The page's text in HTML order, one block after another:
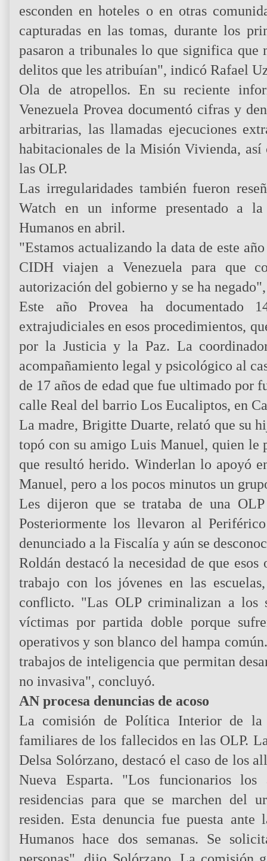
esconden en hoteles o en otras
capturadas en las tomas, durante los
pasaron a tribunales lo que significa que
delitos que les atribuían", indicó Rafael
Ola de atropellos. En su reciente
Venezuela Provea documentó cifras y
arbitrarias, las llamadas ejecuciones
habitacionales de la Misión Vivienda, así
las OLP.
Las irregularidades también fueron
Watch en un informe presentado a la
Humanos en abril.
"Estamos actualizando la data de este
CIDH viajen a Venezuela para que
autorización del gobierno y se ha
Este año Provea ha documentado
extrajudiciales en esos procedimientos,
por la Justicia y la Paz. La
acompañamiento legal y psicológico al
de 17 años de edad que fue ultimado por
calle Real del barrio Los Eucaliptos, en
La madre, Brigitte Duarte, relató que su
topó con su amigo Luis Manuel, quien le
que resultó herido. Winderlan lo apoyó
Manuel, pero a los pocos minutos un
Les dijeron que se trataba de una
Posteriormente los llevaron al
denunciado a la Fiscalía y aún se
Roldán destacó la necesidad de que
trabajo con los jóvenes en las
conflicto. "Las OLP criminalizan a los
víctimas por partida doble porque
operativos y son blanco del hampa
trabajos de inteligencia que permitan
no invasiva", concluyó.
AN procesa denuncias de acoso
La comisión de Política Interior de
familiares de los fallecidos en las OLP.
Delsa Solórzano, destacó el caso de los
Nueva Esparta. "Los funcionarios
residencias para que se marchen del
residen. Esta denuncia fue puesta ante
Humanos hace dos semanas. Se